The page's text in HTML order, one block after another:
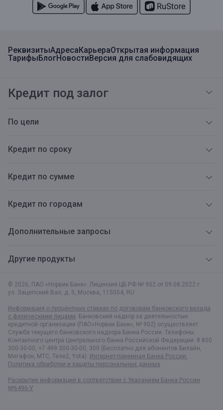
© 2026, ПАО «Норвик Банк». Лицензия ЦБ РФ № 902 от 09.08.2022 г.
ул. Зацепский Вал, д. 5, Москва, 115054, RU
Информация о процентных ставках по договорам банковского вклада
с физическими лицами. Банковский надзор за деятельностью
кредитной организации (ПАО«Норвик Банк», № 902) осуществляет
Служба текущего банковского надзора Банка России. Телефоны
Контактного центра Центрального банка Российской Федерации: 8 800
300-30-00, +7 499 300-30-00, 300 (Бесплатно для абонентов Билайн,
Мегафон, МТС, Теле2, Yota). Интернет-приемная Банка России.
Политика обработки и защиты персональных данных
Раскрытие информации в соответствии c Указанием Банка России
№6496-У
РеквизитыАдресаКарьераОткрытая информация
ТарифыБлогНовостиВерсия для слабовидящих
Кредит под залог
По цели
Кредит по сроку
Кредит по сумме
Кредит по городам
Дополнительные запросы
Другие продукты